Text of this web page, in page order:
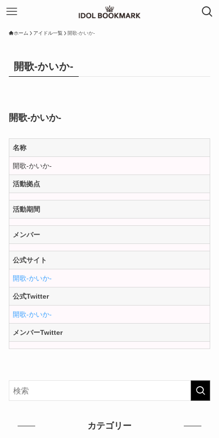
ホーム アイドル一覧 開歌-かいか-
開歌-かいか-
開歌-かいか-
名称
開歌-かいか-
活動拠点
活動期間
メンバー
公式サイト
開歌-かいか-
公式Twitter
開歌-かいか-
メンバーTwitter
カテゴリー